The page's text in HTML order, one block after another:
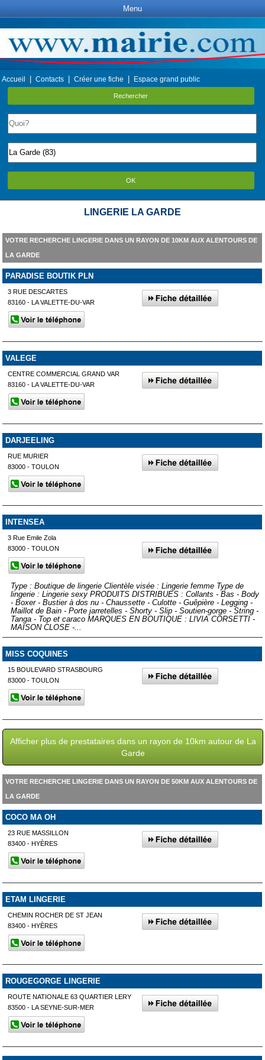
Menu
Accueil Contacts Créer une fiche Espace grand public
Rechercher
OK
LINGERIE LA GARDE
VOTRE RECHERCHE LINGERIE DANS UN RAYON DE 10KM AUX ALENTOURS DE
LA GARDE
PARADISE BOUTIK PLN
3 RUE DESCARTES
83160 - LA VALETTE-DU-VAR
VALEGE
CENTRE COMMERCIAL GRAND VAR
83160 - LA VALETTE-DU-VAR
DARJEELING
RUE MURIER
83000 - TOULON
INTENSEA
3 Rue Emile Zola
83000 - TOULON
Type : Boutique de lingerie Clientèle visée : Lingerie femme Type de
lingerie : Lingerie sexy PRODUITS DISTRIBUES : Collants - Bas - Body
- Boxer - Bustier à dos nu - Chaussette - Culotte - Guêpière - Legging -
Maillot de Bain - Porte jarretelles - Shorty - Slip - Soutien-gorge - String -
Tanga - Top et caraco MARQUES EN BOUTIQUE : LIVIA CORSETTI -
MAISON CLOSE -...
MISS COQUINES
15 BOULEVARD STRASBOURG
83000 - TOULON
Afficher plus de prestataires dans un rayon de 10km autour de La
Garde
VOTRE RECHERCHE LINGERIE DANS UN RAYON DE 50KM AUX ALENTOURS DE
LA GARDE
COCO MA OH
23 RUE MASSILLON
83400 - HYÈRES
ETAM LINGERIE
CHEMIN ROCHER DE ST JEAN
83400 - HYÈRES
ROUGEGORGE LINGERIE
ROUTE NATIONALE 63 QUARTIER LERY
83500 - LA SEYNE-SUR-MER